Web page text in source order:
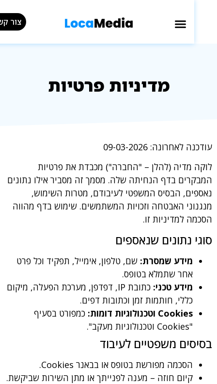
צור קשר »
מדיניות פרטיות
09-03-2026
מדיה (להלן – "החברה") מכבדת את פרטיות
בדף הנחיתה שלה. מסמך זה מסביר אילו נתונים
הבסיס המשפטי לעיבודם, מטרות השימוש,
האבטחה וזכויות המשתמשים. שימוש בדף מהווה
למדיניות זו.
נתונים שנאספים
מידע שמסרת:שם, טלפון, אימייל, תפקיד וכל פרט
אחר שתמלא בטופס.
מידע טכני:
כתובת IP, דפדפן, מערכת הפעלה, מיקום
כללי, חותמות זמן וכתובות דפים.
Cookies וטכנולוגיות דומות:
כמפורט בסעיף
משפטיים לעיבוד
הסכמה מפורשת בטופס או בבאנר Cookies.
קיום חוזה – מענה לפנייתך או מתן השירות שביקשת.